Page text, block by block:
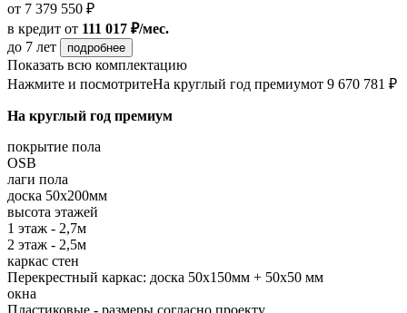
от 7 379 550 ₽
в кредит от 111 017 ₽/мес.
до 7 лет
подробнее
Показать всю комплектацию
Нажмите и посмотритеНа круглый год премиумот 9 670 781 ₽
На круглый год премиум
покрытие пола
OSB
лаги пола
доска 50х200мм
высота этажей
1 этаж - 2,7м
2 этаж - 2,5м
каркас стен
Перекрестный каркас: доска 50х150мм + 50х50 мм
окна
Пластиковые - размеры согласно проекту